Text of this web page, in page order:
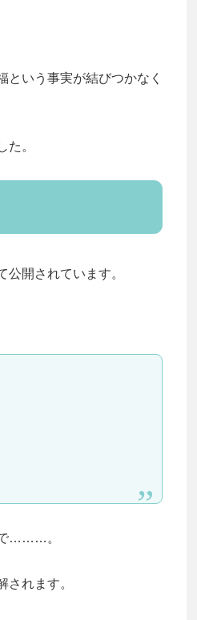
いう事実が結びつかなく
。
公開されています。
で………。
れます。